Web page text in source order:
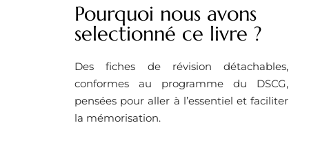
Pourquoi nous avons
selectionné ce livre ?
Des fiches de révision détachables,
conformes au programme du DSCG,
pensées pour aller à l’essentiel et faciliter
la mémorisation.